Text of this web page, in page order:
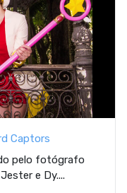
Captors
pelo fotógrafo
e Dy....